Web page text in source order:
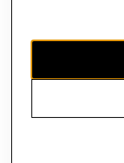
El contenido de esta